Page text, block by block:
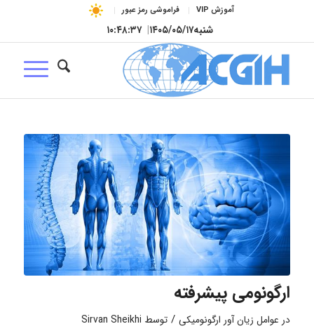
آموزش VIP فراموشی رمز عبور
شنبه۱۴۰۵/۰۵/۱۷| ۱۰:۴۸:۳۸
ارگونومی پیشرفته
در عوامل زیان آور ارگونومیکی / توسط Sirvan Sheikhi